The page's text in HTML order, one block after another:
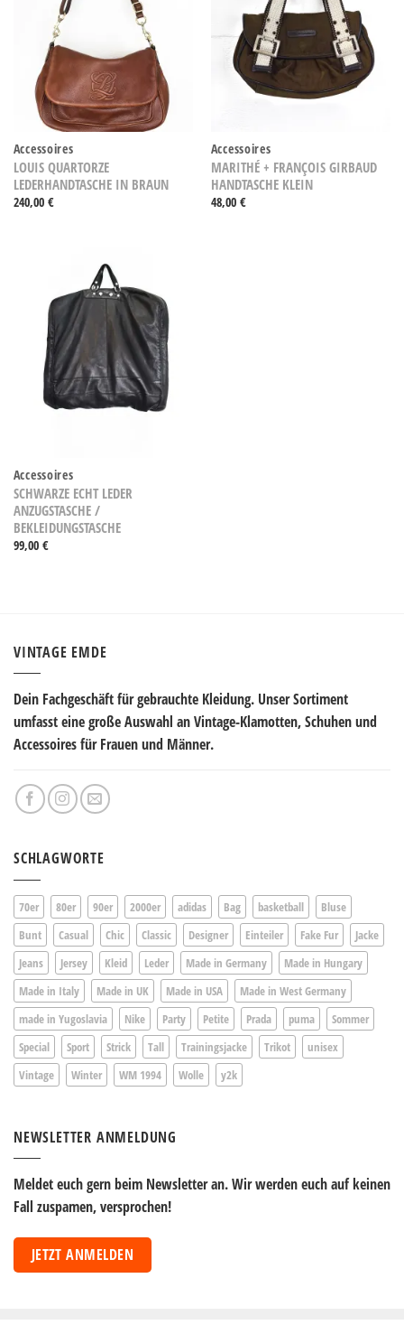
Accessoires
LOUIS QUARTORZE
LEDERHANDTASCHE IN BRAUN
240,00 €
Accessoires
MARITHÉ + FRANÇOIS GIRBAUD
HANDTASCHE KLEIN
48,00 €
Accessoires
SCHWARZE ECHT LEDER
ANZUGSTASCHE /
BEKLEIDUNGSTASCHE
99,00 €
VINTAGE EMDE
Dein Fachgeschäft für gebrauchte Kleidung. Unser Sortiment
umfasst eine große Auswahl an Vintage-Klamotten, Schuhen und
Accessoires für Frauen und Männer.
SCHLAGWORTE
70er 80er 90er 2000er adidas Bag basketball
Bluse
Bunt
Casual Chic Classic Designer Einteiler Fake Fur
Jacke
Jeans
Jersey Kleid Leder Made in Germany
Made in Hungary
Made in Italy
Made in UK Made in USA
Made in West Germany
made in Yugoslavia
Nike Party Petite Prada puma
Sommer
Special
Sport Strick Tall Trainingsjacke Trikot
unisex
Vintage
Winter WM 1994 Wolle y2k
NEWSLETTER ANMELDUNG
Meldet euch gern beim Newsletter an. Wir werden euch auf keinen
Fall zuspamen, versprochen!
JETZT ANMELDEN